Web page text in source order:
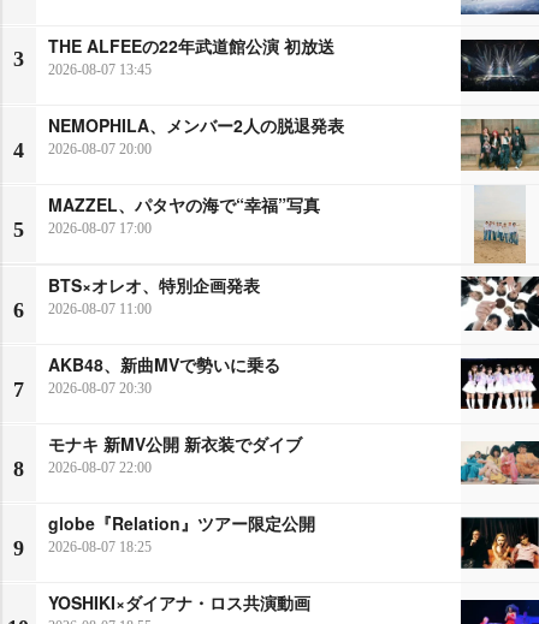
3
THE ALFEEの22年武道館公演 初放送
2026-08-07 13:45
4
NEMOPHILA、メンバー2人の脱退発表
2026-08-07 20:00
5
MAZZEL、パタヤの海で“幸福”写真
2026-08-07 17:00
6
BTS×オレオ、特別企画発表
2026-08-07 11:00
7
AKB48、新曲MVで勢いに乗る
2026-08-07 20:30
8
モナキ 新MV公開 新衣装でダイブ
2026-08-07 22:00
9
globe『Relation』ツアー限定公開
2026-08-07 18:25
YOSHIKI×ダイアナ・ロス共演動画